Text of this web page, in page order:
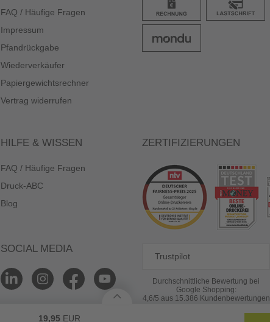
19,95 EUR
FAQ / Häufige Fragen
Impressum
Pfandrückgabe
Wiederverkäufer
Papiergewichtsrechner
Vertrag widerrufen
HILFE & WISSEN
FAQ / Häufige Fragen
Druck-ABC
Blog
SOCIAL MEDIA
ZERTIFIZIERUNGEN
Trustpilot
Durchschnittliche Bewertung bei
Google Shopping:
4,6/5 aus 15.386 Kundenbewertungen